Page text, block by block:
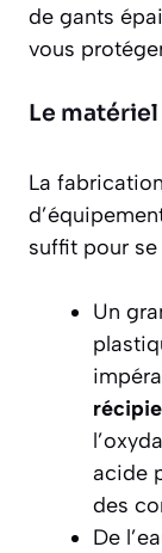
de gants
vous
Le
La
suffit pour se
Un
acide
des
De